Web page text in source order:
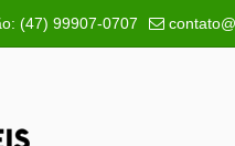
(47) 99907-0707